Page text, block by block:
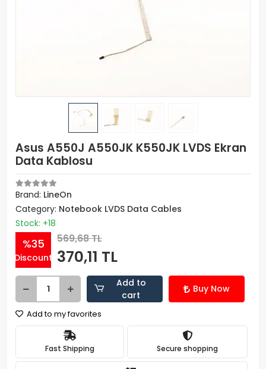
Asus A550J A550JK K550JK LVDS Ekran
Data Kablosu
Brand: LineOn
Category: Notebook LVDS Data Cables
Stock: +18
%35
Discount
569,68 TL
370,11 TL
Add to
cart
Buy Now
Add to my favorites
Fast Shipping Secure shopping